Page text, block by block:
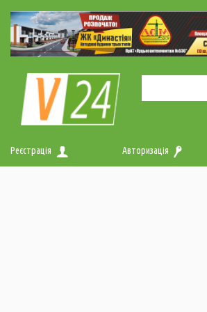
Реєстрація Авторизація